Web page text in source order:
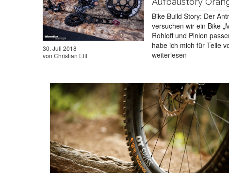
30. Juli 2018
von Christian Ettl
Bike Build Story: Der
versuchen wir ein Bike
Rohloff und Pinion
habe ich mich für Teile
weiterlesen